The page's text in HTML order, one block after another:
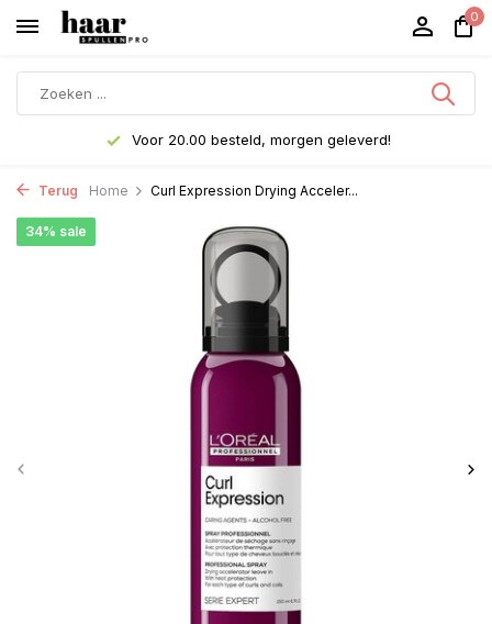
0
Voor 20.00 besteld, morgen geleverd!
Terug Home Curl Expression Drying Acceler...
34% sale